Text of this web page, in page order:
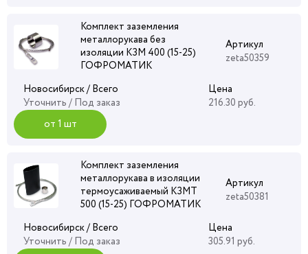
Комплект заземления
металлорукава без
изоляции КЗМ 400 (15-25)
ГОФРОМАТИК
Артикул
zeta50359
Новосибирск / Всего
Уточнить / Под заказ
Цена
216.30 руб.
от 1 шт
Комплект заземления
металлорукава в изоляции
термоусаживаемый КЗМТ
500 (15-25) ГОФРОМАТИК
Артикул
zeta50381
Новосибирск / Всего
Уточнить / Под заказ
Цена
305.91 руб.